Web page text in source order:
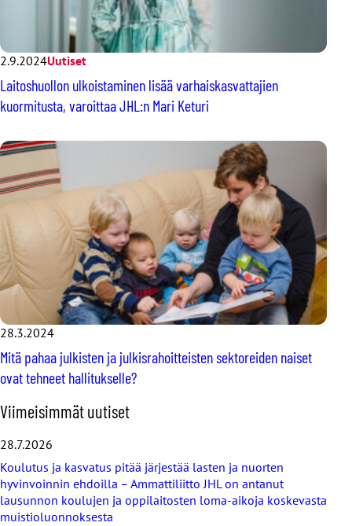
2.9.2024Uutiset
Laitoshuollon ulkoistaminen lisää varhaiskasvattajien
kuormitusta, varoittaa JHL:n Mari Keturi
28.3.2024
Mitä pahaa julkisten ja julkisrahoitteisten sektoreiden naiset
ovat tehneet hallitukselle?
O
h
i
t
a
v
i
i
Viimeisimmät uutiset
28.7.2026
Koulutus ja kasvatus pitää järjestää lasten ja nuorten
hyvinvoinnin ehdoilla – Ammattiliitto JHL on antanut
lausunnon koulujen ja oppilaitosten loma-aikoja koskevasta
muistioluonnoksesta